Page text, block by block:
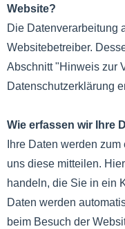
Website?
Die Datenverarbeitung
Websitebetreiber.
Abschnitt "Hinweis zur
Datenschutzerklärung
Wie erfassen wir Ihre
Ihre Daten werden
uns diese mitteilen.
handeln, die Sie in ein
Daten werden
beim Besuch der